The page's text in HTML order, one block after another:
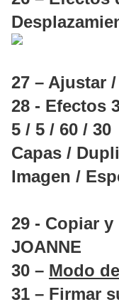
27 – Ajustar
28 - Efectos
5 / 5 / 60 /
Capas /
Imagen /
29 - Copiar y
JOANNE
30 – Modo
31 – Firmar